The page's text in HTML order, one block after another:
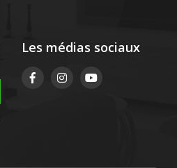
Les médias sociaux